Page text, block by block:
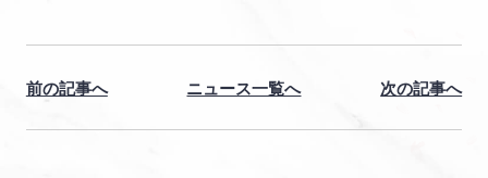
前の記事へ ニュース一覧へ 次の記事へ